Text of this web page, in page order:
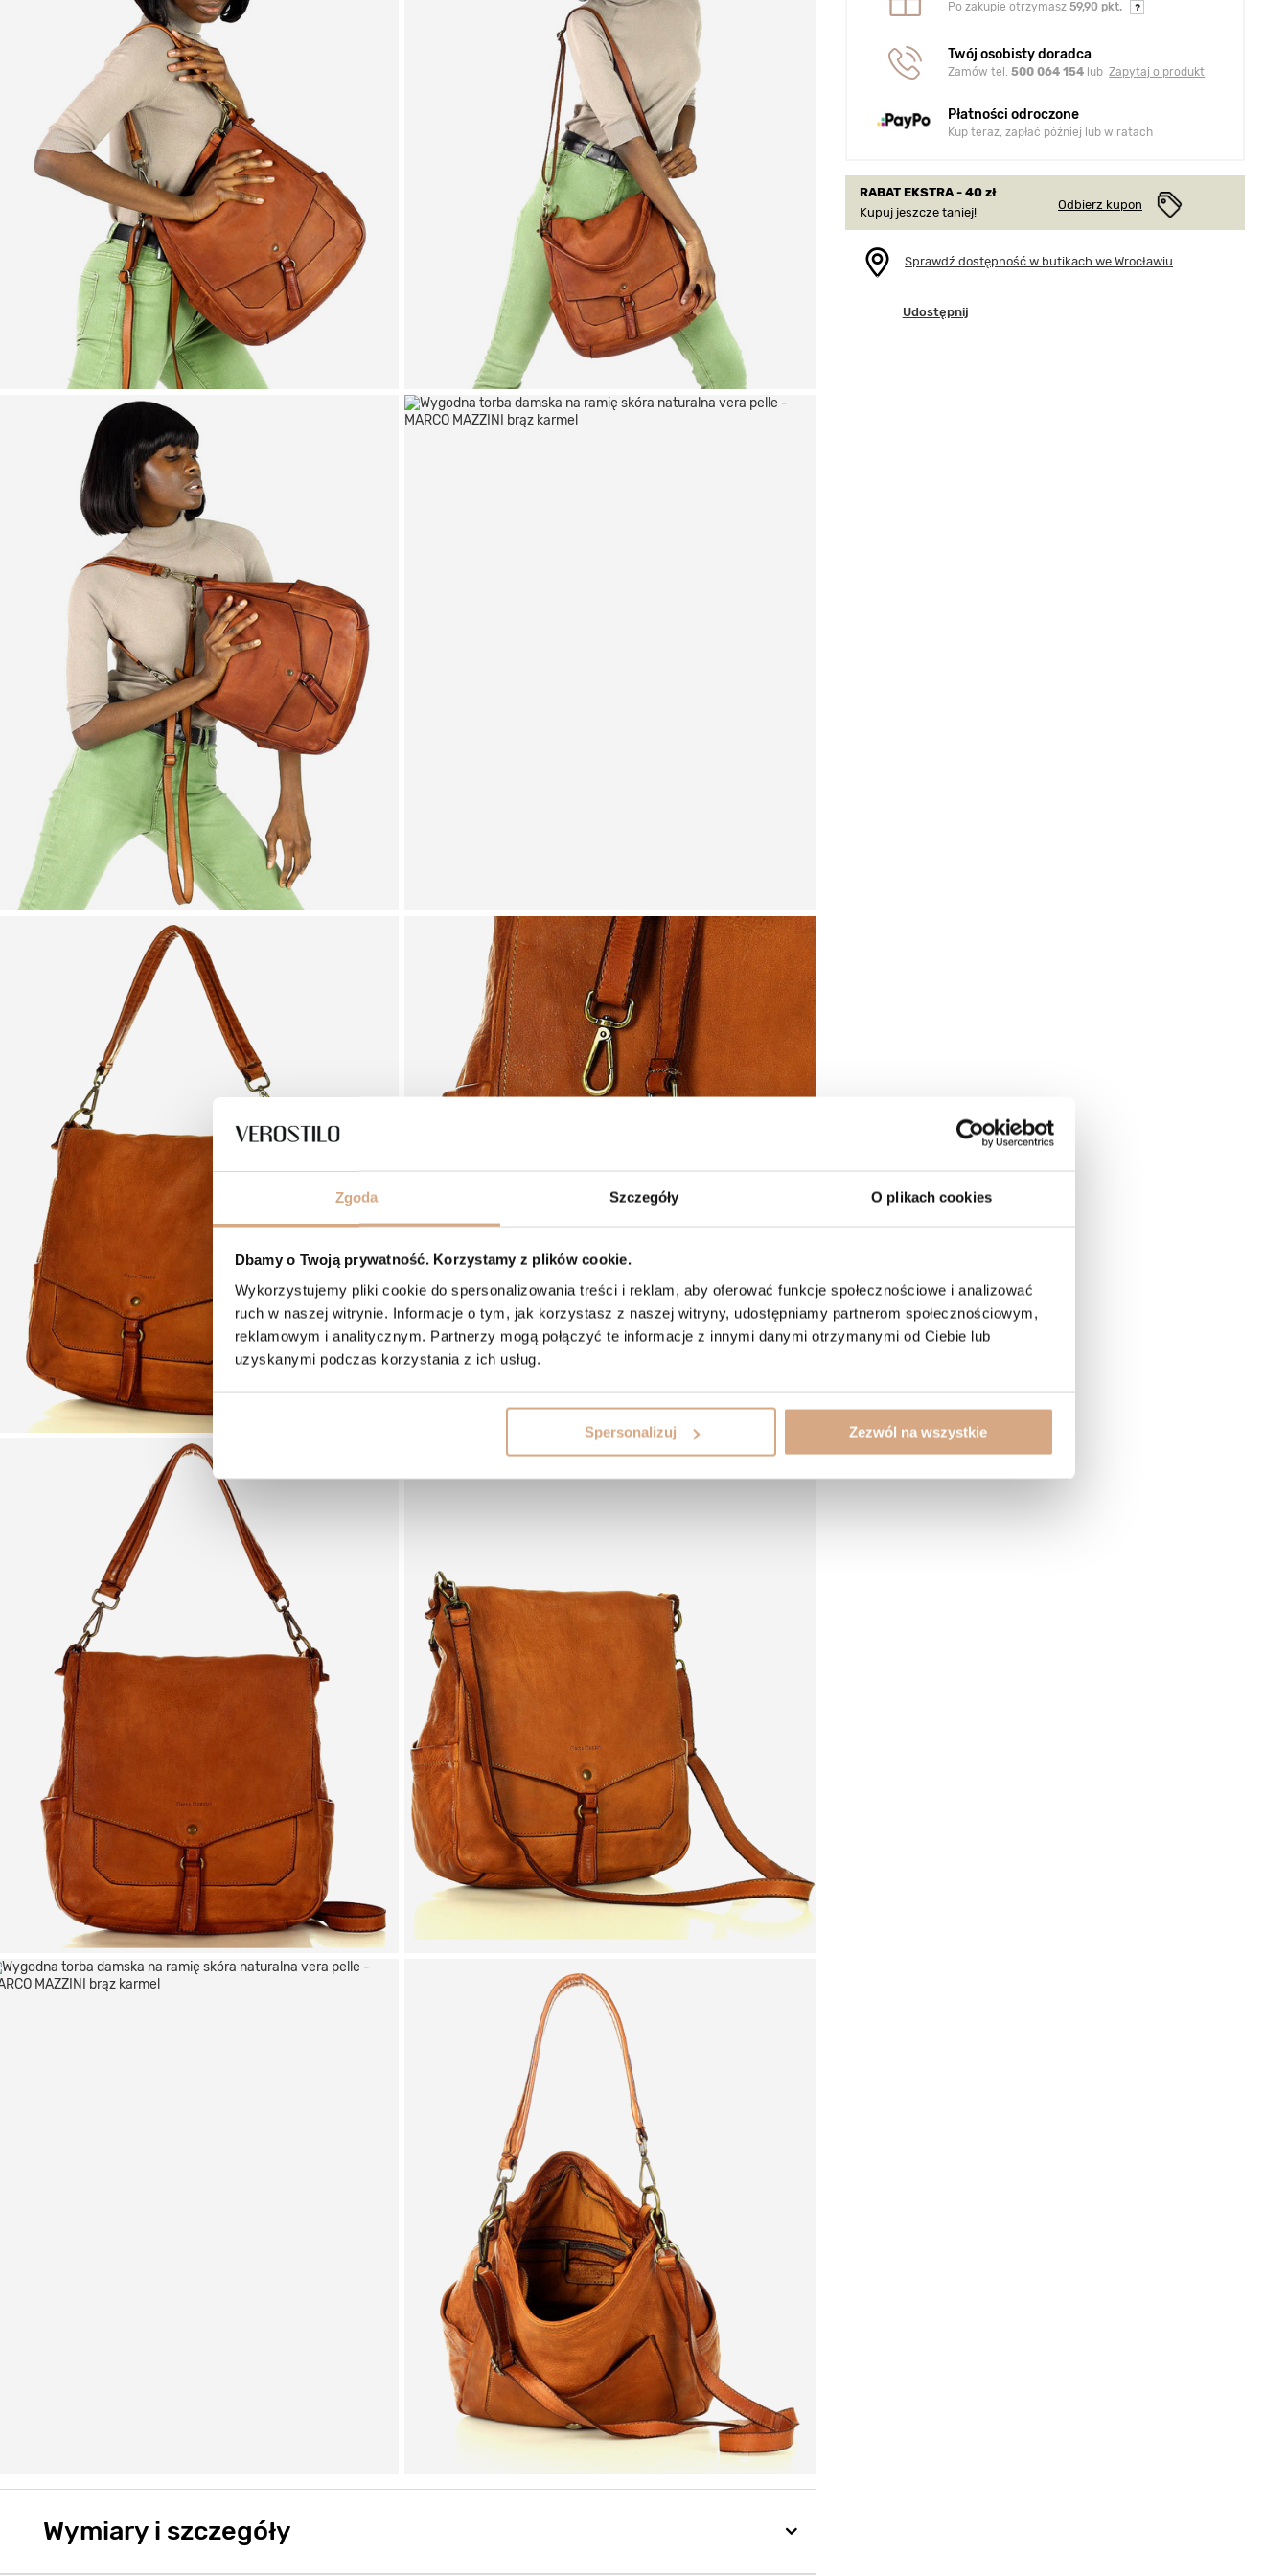
Zgoda Szczegóły O plikach cookies
Dbamy o Twoją prywatność. Korzystamy z plików cookie.
Wykorzystujemy pliki cookie do spersonalizowania treści i reklam, aby oferować funkcje społecznościowe i analizować
ruch w naszej witrynie. Informacje o tym, jak korzystasz z naszej witryny, udostępniamy partnerom społecznościowym,
reklamowym i analitycznym. Partnerzy mogą połączyć te informacje z innymi danymi otrzymanymi od Ciebie lub
uzyskanymi podczas korzystania z ich usług.
Spersonalizuj Zezwól na wszystkie
Po zakupie otrzymasz 59,90 pkt.
Twój osobisty doradca
Zamów tel.500 064 154 lub Zapytaj o produkt
Płatności odroczone
Kup teraz, zapłać później lub w ratach
RABAT EKSTRA - 40 zł
Kupuj jeszcze taniej!
Odbierz kupon
Sprawdź dostępność w butikach we Wrocławiu
Udostępnij
Wymiary i szczegóły